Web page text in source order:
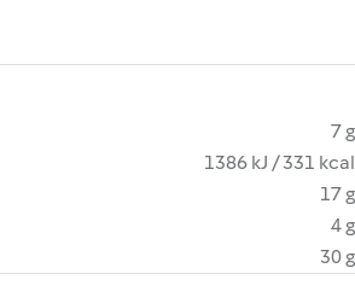
7 g
1386 kJ / 331 kcal
17 g
4 g
30 g